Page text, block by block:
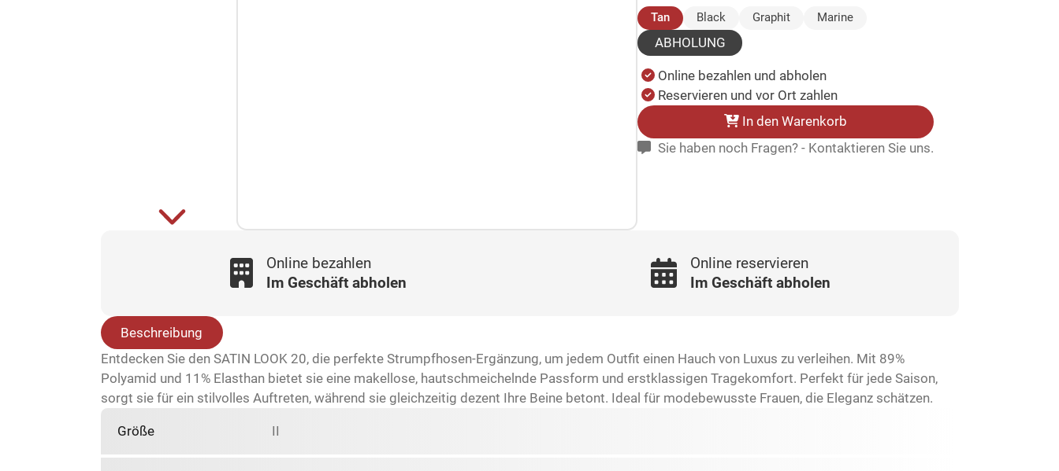
Tan(ausgewählt)
Black Graphit Marine
ABHOLUNG
Online bezahlen und abholen
Reservieren und vor Ort zahlen
In den Warenkorb
Sie haben noch Fragen? - Kontaktieren Sie uns.
Online bezahlen
Im Geschäft abholen
Online reservieren
Im Geschäft abholen
Beschreibung
Entdecken Sie den SATIN LOOK 20, die perfekte Strumpfhosen-Ergänzung, um jedem Outfit einen Hauch von Luxus zu verleihen. Mit 89%
Polyamid und 11% Elasthan bietet sie eine makellose, hautschmeichelnde Passform und erstklassigen Tragekomfort. Perfekt für jede Saison,
sorgt sie für ein stilvolles Auftreten, während sie gleichzeitig dezent Ihre Beine betont. Ideal für modebewusste Frauen, die Eleganz schätzen.
Größe II